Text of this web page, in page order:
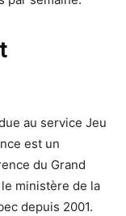
au service Jeu
est un
du Grand
ministère de la
depuis 2001.